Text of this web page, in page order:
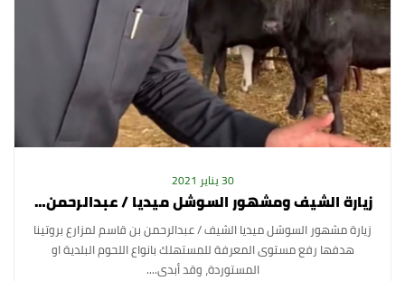
30 يناير 2021
زيارة الشيف ومشهور السوشل ميديا / عبدالرحمن بن قاسم لمزارع بروتينا
زيارة مشهور السوشل ميديا الشيف / عبدالرحمن بن قاسم لمزارع بروتينا
هدفها رفع مستوى المعرفة للمستهلك بانواع اللحوم البلدية او
المستوردة، وقد أبدى....